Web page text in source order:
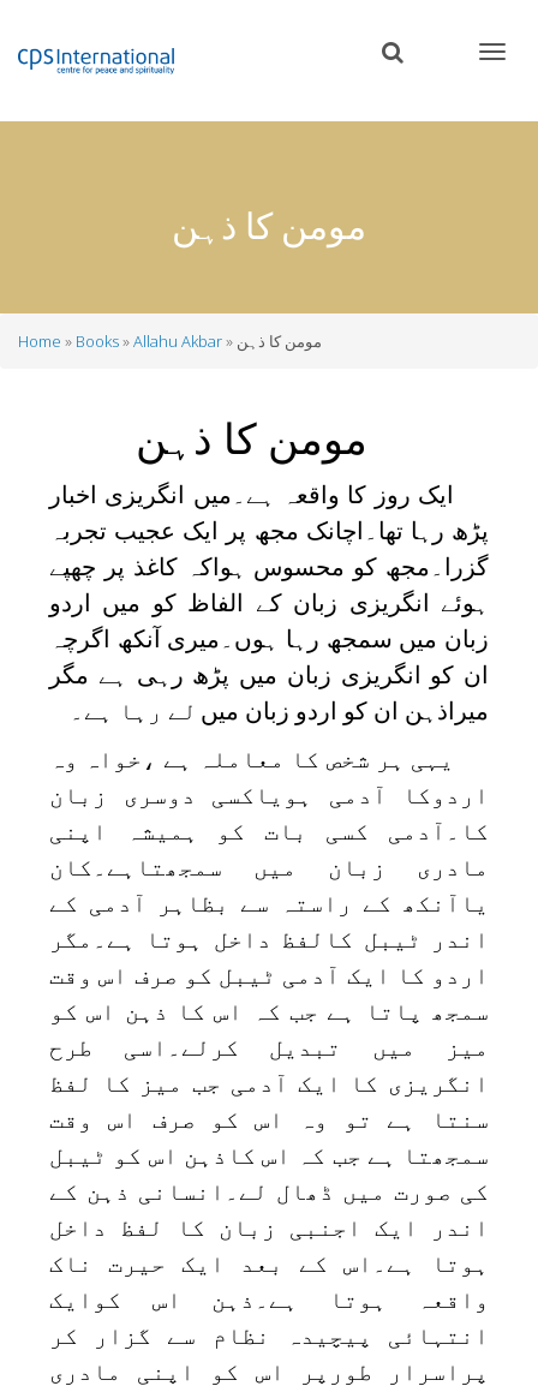
content
مومن کا ذہن
Home Books Allahu Akbar مومن کا ذہن
مومن کا ذہن
ایک روز کا واقعہ ہے۔میں انگریزی اخبار
پڑھ رہا تھا۔اچانک مجھ پر ایک عجیب تجربہ
گزرا۔مجھ کو محسوس ہواکہ کاغذ پر چھپے
ہوئے انگریزی زبان کے الفاظ کو میں اردو
زبان میں سمجھ رہا ہوں۔میری آنکھ اگرچہ
ان کو انگریزی زبان میں پڑھ رہی ہے مگر
میراذہن ان کو اردو زبان میں لے رہا ہے۔
یہی ہر شخص کا معاملہ ہے ،خواہ وہ
اردوکا آدمی ہویاکسی دوسری زبان
کا۔آدمی کسی بات کو ہمیشہ اپنی
مادری زبان میں سمجھتاہے۔کان
یاآنکھ کے راستہ سے بظاہر آدمی کے
اندر ٹیبل کالفظ داخل ہوتا ہے۔مگر
اردو کا ایک آدمی ٹیبل کو صرف اس وقت
سمجھ پاتا ہے جب کہ اس کا ذہن اس کو
میز میں تبدیل کرلے۔اسی طرح
انگریزی کا ایک آدمی جب میز کا لفظ
سنتا ہے تو وہ اس کو صرف اس وقت
سمجھتا ہے جب کہ اس کاذہن اس کو ٹیبل
کی صورت میں ڈھال لے۔انسانی ذہن کے
اندر ایک اجنبی زبان کا لفظ داخل
ہوتا ہے۔اس کے بعد ایک حیرت ناک
واقعہ ہوتا ہے۔ذہن اس کوایک
انتہائی پیچیدہ نظام سے گزار کر
پراسرار طورپر اس کو اپنی مادری